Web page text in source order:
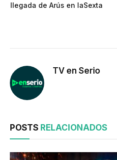
llegada de Arús en laSexta
TV en Serio
POSTS RELACIONADOS